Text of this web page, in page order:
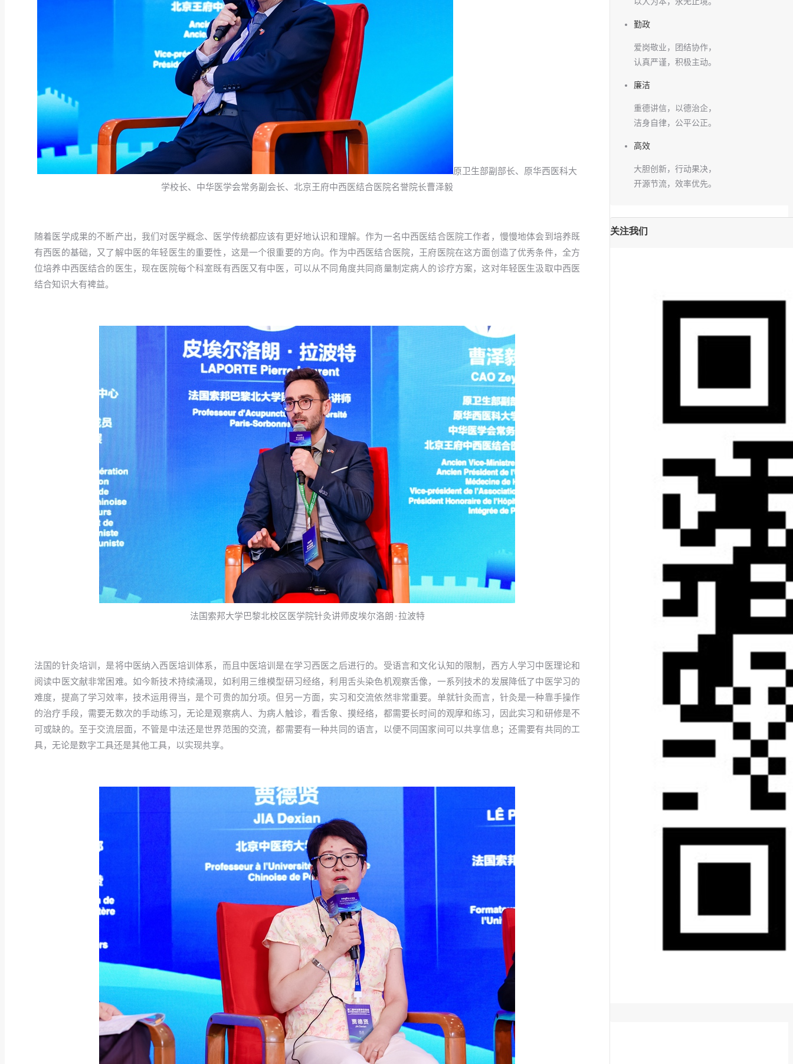
原卫生部副部长、原华西医科大
学校长、中华医学会常务副会长、北京王府中西医结合医院名誉院长曹泽毅
随着医学成果的不断产出，我们对医学概念、医学传统都应该有更好地认识和理解。作为一名中西医结合医院工作者，慢慢地体会到培养既
有西医的基础，又了解中医的年轻医生的重要性，这是一个很重要的方向。作为中西医结合医院，王府医院在这方面创造了优秀条件，全方
位培养中西医结合的医生，现在医院每个科室既有西医又有中医，可以从不同角度共同商量制定病人的诊疗方案，这对年轻医生汲取中西医
结合知识大有裨益。
法国索邦大学巴黎北校区医学院针灸讲师皮埃尔洛朗·拉波特
法国的针灸培训，是将中医纳入西医培训体系，而且中医培训是在学习西医之后进行的。受语言和文化认知的限制，西方人学习中医理论和
阅读中医文献非常困难。如今新技术持续涌现，如利用三维模型研习经络，利用舌头染色机观察舌像，一系列技术的发展降低了中医学习的
难度，提高了学习效率，技术运用得当，是个可贵的加分项。但另一方面，实习和交流依然非常重要。单就针灸而言，针灸是一种靠手操作
的治疗手段，需要无数次的手动练习，无论是观察病人、为病人触诊，看舌象、摸经络，都需要长时间的观摩和练习，因此实习和研修是不
可或缺的。至于交流层面，不管是中法还是世界范围的交流，都需要有一种共同的语言，以便不同国家间可以共享信息；还需要有共同的工
具，无论是数字工具还是其他工具，以实现共享。
勤政
爱岗敬业，团结协作，
认真严谨，积极主动。
廉洁
重德讲信，以德治企，
洁身自律，公平公正。
高效
大胆创新，行动果决，
开源节流，效率优先。
关注我们